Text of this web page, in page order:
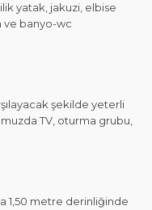
yatak, jakuzi, elbise
ve banyo-wc
şekilde yeterli
TV, oturma grubu,
metre derinliğinde